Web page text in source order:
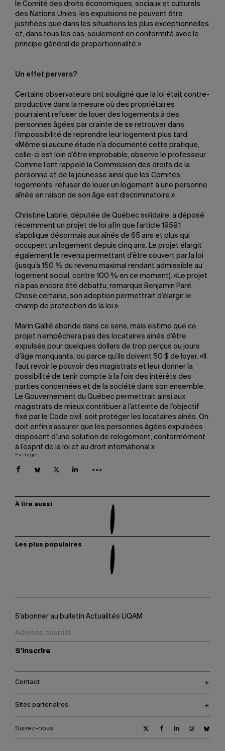
le Comité des droits économiques, sociaux et culturels
des Nations Unies, les expulsions ne peuvent être
justifiées que dans les situations les plus exceptionnelles
et, dans tous les cas, seulement en conformité avec le
principe général de proportionnalité.»
Un effet pervers?
Certains observateurs ont souligné que la loi était contre-
productive dans la mesure où des propriétaires
pourraient refuser de louer des logements à des
personnes âgées par crainte de se retrouver dans
l’impossibilité de reprendre leur logement plus tard.
«Même si aucune étude n’a documenté cette pratique,
celle-ci est loin d’être improbable, observe le professeur.
Comme l’ont rappelé la Commission des droits de la
personne et de la jeunesse ainsi que les Comités
logements, refuser de louer un logement à une personne
aînée en raison de son âge est discriminatoire.»
Christine Labrie, députée de Québec solidaire, a déposé
récemment un projet de loi afin que l’article 1959.1
s’applique désormais aux aînés de 65 ans et plus qui
occupent un logement depuis cinq ans. Le projet élargit
également le revenu permettant d’être couvert par la loi
(jusqu’à 150 % du revenu maximal rendant admissible au
logement social, contre 100 % en ce moment). «Le projet
n’a pas encore été débattu, remarque Benjamin Paré.
Chose certaine, son adoption permettrait d’élargir le
champ de protection de la loi.»
Marin Gallié abonde dans ce sens, mais estime que ce
projet n’empêchera pas des locataires ainés d’être
expulsés pour quelques dollars de trop perçus ou jours
d’âge manquants, ou parce qu’ils doivent 50 $ de loyer. «Il
faut revoir le pouvoir des magistrats et leur donner la
possibilité de tenir compte à la fois des intérêts des
parties concernées et de la société dans son ensemble.
Le Gouvernement du Québec permettrait ainsi aux
magistrats de mieux contribuer à l’atteinte de l’objectif
fixé par le Code civil, soit protéger les locataires aînés. On
doit enfin s’assurer que les personnes âgées expulsées
disposent d’une solution de relogement, conformément
à l’esprit de la loi et au droit international.»
Partager
À lire aussi
Les plus populaires
S’abonner au bulletin Actualités UQAM
S'inscrire
Contact
Sites partenaires
Suivez-nous